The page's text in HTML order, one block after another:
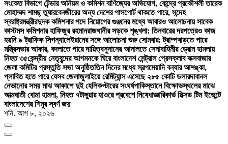
সংকেত বিভাগে টেন্ডার অনিয়ম ও কমিশন বাণিজ্যের অভিযোগ, কেন্দ্রে প্রকৌশলী তারেক
মোহাম্মদ শামছ্ তুষারবেনজীরের অন্য দেশের পাসপোর্ট থাকতে পারে, সন্দেহ
স্বরাষ্ট্রমন্ত্রীরদুদক কমিশনার পদে নিয়োগের গুঞ্জনের মধ্যে আবারও আলোচনায় সাবেক
কাস্টমস কমিশনার হাফিজুর রহমানরাজধানীর সড়কে শৃঙ্খলা: তিনবারের দরপত্রেও কাজ
হয়নি ৯ ট্রাফিক সিগন্যালেইরানের সঙ্গে আলোচনা শুরু সোমবার: ট্রাম্পবাড়তে পারে
মন্ত্রিসভার আকার, বদলাতে পারে দায়িত্বসুদানের আদালতে সেনাবাহিনীর ড্রোন হামলায়
নিহত ৩৫কেন্দ্রীয় নেতৃবৃন্দের আগমনকে ঘিরে বাংলাদেশ সেন্ট্রাল প্রেসক্লাব কক্সবাজার
জেলা কমিটির প্রস্তুতি সভা অনুষ্ঠিততিন দিনের মধ্যে স্বল্পমেয়াদি বন্যার আশঙ্কা,
প্লাবিত হতে পারে যেসব জেলাজুলাইয়ে রেমিট্যান্স এসেছে ২৮৫ কোটি ডলারদাবানল
নেভানোর সময় মাঝ আকাশে দুই হেলিকপ্টারের সংঘর্ষপাকিস্তানে বিক্ষোভস্থলের মাঝে
আত্মঘাতী বোমা হামলা, নিহত ৭টাঙ্গুয়ার হাওরে প্রবেশে নিষেধাজ্ঞারিকার্ভ মিক্সড টিম ইভেন্টে
বাংলাদেশের শিমুর স্বর্ণ জয়
শনি. আগ ৮, ২০২৬